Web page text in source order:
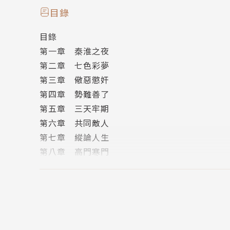
香怪的東山再起，即將成為京城傳奇，掀起寒門與
皇甫長雄偕關中劍派伏擊龍鷹，卻反成爲陸石夫階
面對韋后、世族、各勢力，一場何時放人的賭局，
龍鷹既不可輸、更不能贏。
符太、妲瑪、龍鷹會面。
一為贏得佳人芳心，一為奪回師門至寶，
兩人殷殷期盼下，奇妙的奪石大計，浮上龍鷹腦海
目錄
目錄
第一章 秦淮之夜
第二章 七色彩夢
第三章 儆惡懲奸
第四章 勢難善了
第五章 三天牢期
第六章 共同敵人
第七章 縱論人生
第八章 高門寒門